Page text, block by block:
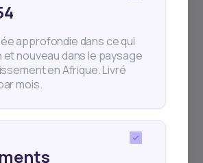
fonds
Pour les entreprises privées
approfondie dans ce qui
et nouveau dans le paysage
en Afrique. Livré
mois.